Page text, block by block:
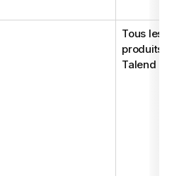
Tous les
produits
Talend